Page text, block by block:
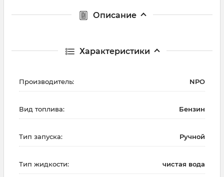
Описание
Характеристики
Производитель: NPO
Вид топлива: Бензин
Тип запуска: Ручной
Тип жидкости: чистая вода